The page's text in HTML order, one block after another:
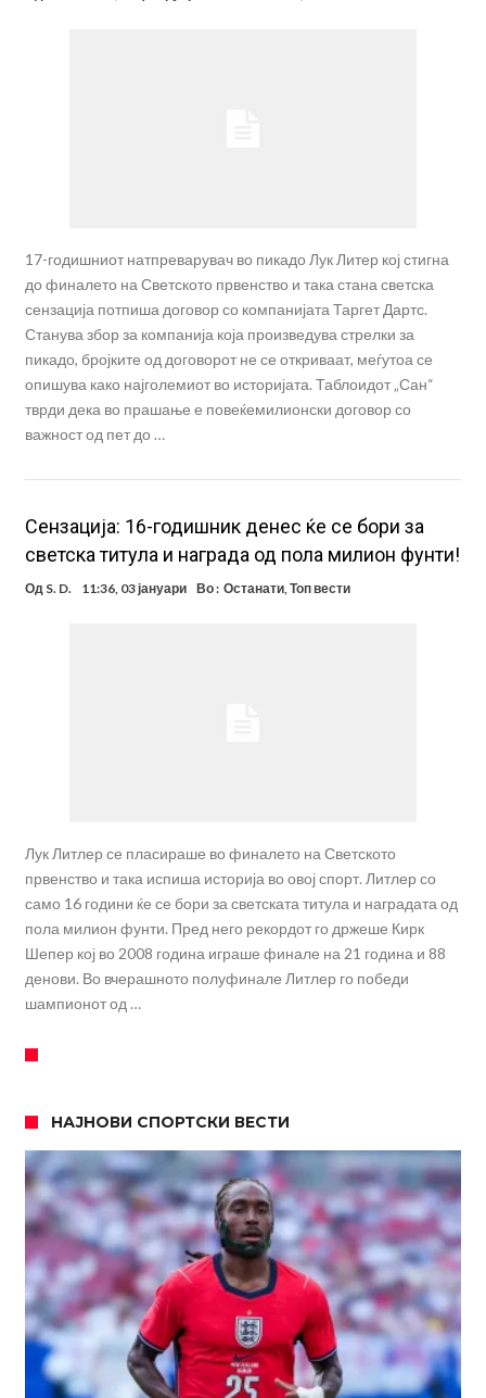
17-годишниот натпреварувач во пикадо Лук Литер кој стигна
до финалето на Светското првенство и така стана светска
сензација потпиша договор со компанијата Таргет Дартс.
Станува збор за компанија која произведува стрелки за
пикадо, бројките од договорот не се откриваат, меѓутоа се
опишува како најголемиот во историјата. Таблоидот „Сан“
тврди дека во прашање е повеќемилионски договор со
важност од пет до …
Сензација: 16-годишник денес ќе се бори за
светска титула и награда од пола милион фунти!
Од S. D. 11:36, 03 јануари Во : Останати,Топ вести
Лук Литлер се пласираше во финалето на Светското
првенство и така испиша историја во овој спорт. Литлер со
само 16 години ќе се бори за светската титула и наградата од
пола милион фунти. Пред него рекордот го држеше Кирк
Шепер кој во 2008 година играше финале на 21 година и 88
денови. Во вчерашното полуфинале Литлер го победи
шампионот од …
НАЈНОВИ СПОРТСКИ ВЕСТИ